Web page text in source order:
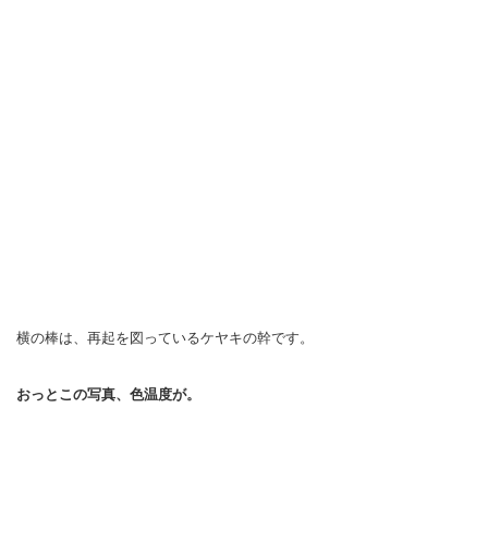
横の棒は、再起を図っているケヤキの幹です。
おっとこの写真、色温度が。